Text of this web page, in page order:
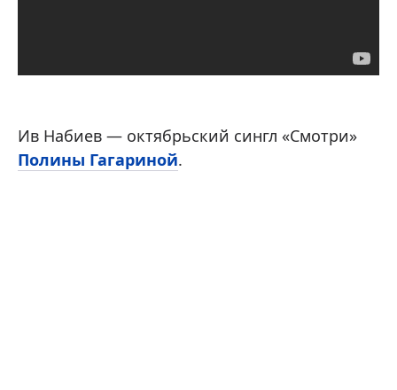
Ив Набиев — октябрьский сингл «Смотри»
Полины Гагариной.